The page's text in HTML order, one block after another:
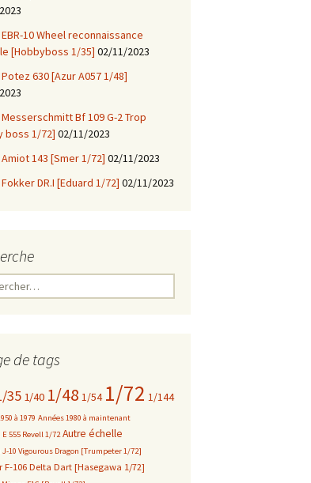
10 Wheel reconnaissance
[Hobbyboss 1/35] 02/11/2023
630 [Azur A057 1/48]
Bf 109 G-2 Trop
boss 1/72] 02/11/2023
143 [Smer 1/72] 02/11/2023
DR.I [Eduard 1/72] 02/11/2023
:
de tags
35 1/40 1/48 1/54 1/72 1/144
à 1979 Années 1980 à maintenant
E 555 Revell 1/72 Autre échelle
J-10 Vigourous Dragon [Trumpeter 1/72]
F-106 Delta Dart [Hasegawa 1/72]